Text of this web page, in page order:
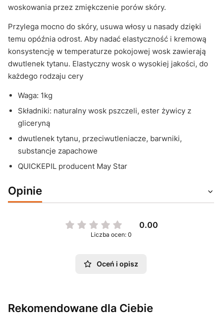
woskowania przez zmiękczenie porów skóry.
Przylega mocno do skóry, usuwa włosy u nasady dzięki
temu opóźnia odrost. Aby nadać elastyczność i kremową
konsystencję w temperaturze pokojowej wosk zawierają
dwutlenek tytanu. Elastyczny wosk o wysokiej jakości, do
każdego rodzaju cery
Waga: 1kg
Składniki: naturalny wosk pszczeli, ester żywicy z
gliceryną
dwutlenek tytanu, przeciwutleniacze, barwniki,
substancje zapachowe
QUICKEPIL producent May Star
Opinie
0.00
Liczba ocen: 0
Oceń i opisz
Rekomendowane dla Ciebie